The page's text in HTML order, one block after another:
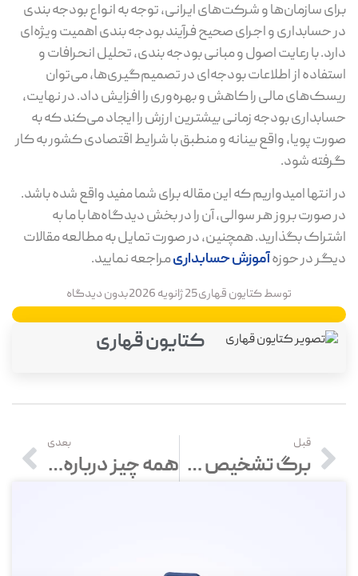
برای سازمان‌ها و شرکت‌های ایرانی، توجه به انواع بودجه‌ بندی
در حسابداری و اجرای صحیح فرآیند بودجه بندی اهمیت ویژه‌ای
دارد. با رعایت اصول و مبانی بودجه‌ بندی، تحلیل انحرافات و
استفاده از اطلاعات بودجه‌ای در تصمیم‌گیری‌ها، می‌توان
ریسک‌های مالی را کاهش و بهره‌وری را افزایش داد. در نهایت،
حسابداری بودجه زمانی بیشترین ارزش را ایجاد می‌کند که به‌
صورت پویا، واقع بینانه و منطبق با شرایط اقتصادی کشور به کار
گرفته شود.
در انتها امیدواریم که این مقاله برای شما مفید واقع شده باشد.
در صورت بروز هر سوالی، آن را در بخش دیدگاه‌ها با ما به
اشتراک بگذارید. همچنین، در صورت تمایل به مطالعه مقالات
دیگر در حوزهآموزشحسابداریمراجعه نمایید.
توسطکتایون قهاری25 ژانویه 2026 بدون دیدگاه
کتایون قهاری
قبل
برگ تشخیص مالیاتی چیست؟ مراحل اعتراض به برگ تشخیص مالیات
بعدی
همه چیز درباره وام ایثارگران با مدارک و شرایط دریافت تسهیلات